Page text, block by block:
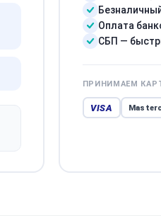
Оплата
СБП —
ПРИНИМАЕМ
VISA